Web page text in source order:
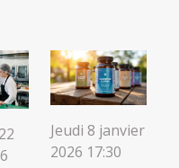
Jeudi 8 janvier
2026 17:30